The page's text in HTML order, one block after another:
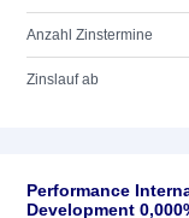
Anzahl Zinstermine
Zinslauf ab
Performance
Development